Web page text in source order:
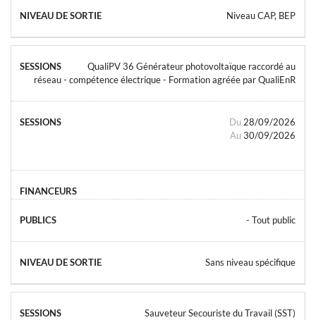
Niveau CAP, BEP
QualiPV 36 Générateur photovoltaïque raccordé au
réseau - compétence électrique - Formation agréée par QualiEnR
Du 28/09/2026
Au 30/09/2026
- Tout public
Sans niveau spécifique
Sauveteur Secouriste du Travail (SST)